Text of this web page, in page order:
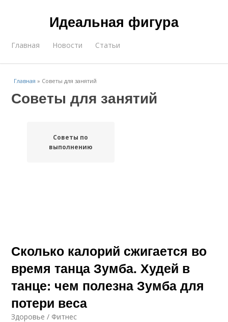
Идеальная фигура
Главная Новости Статьи
Главная » Советы для занятий
Советы для занятий
Советы по
выполнению
Сколько калорий сжигается во
время танца Зумба. Худей в
танце: чем полезна Зумба для
потери веса
Здоровье / Фитнес